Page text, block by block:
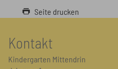
Seite drucken
Kontakt
Kindergarten Mittendrin